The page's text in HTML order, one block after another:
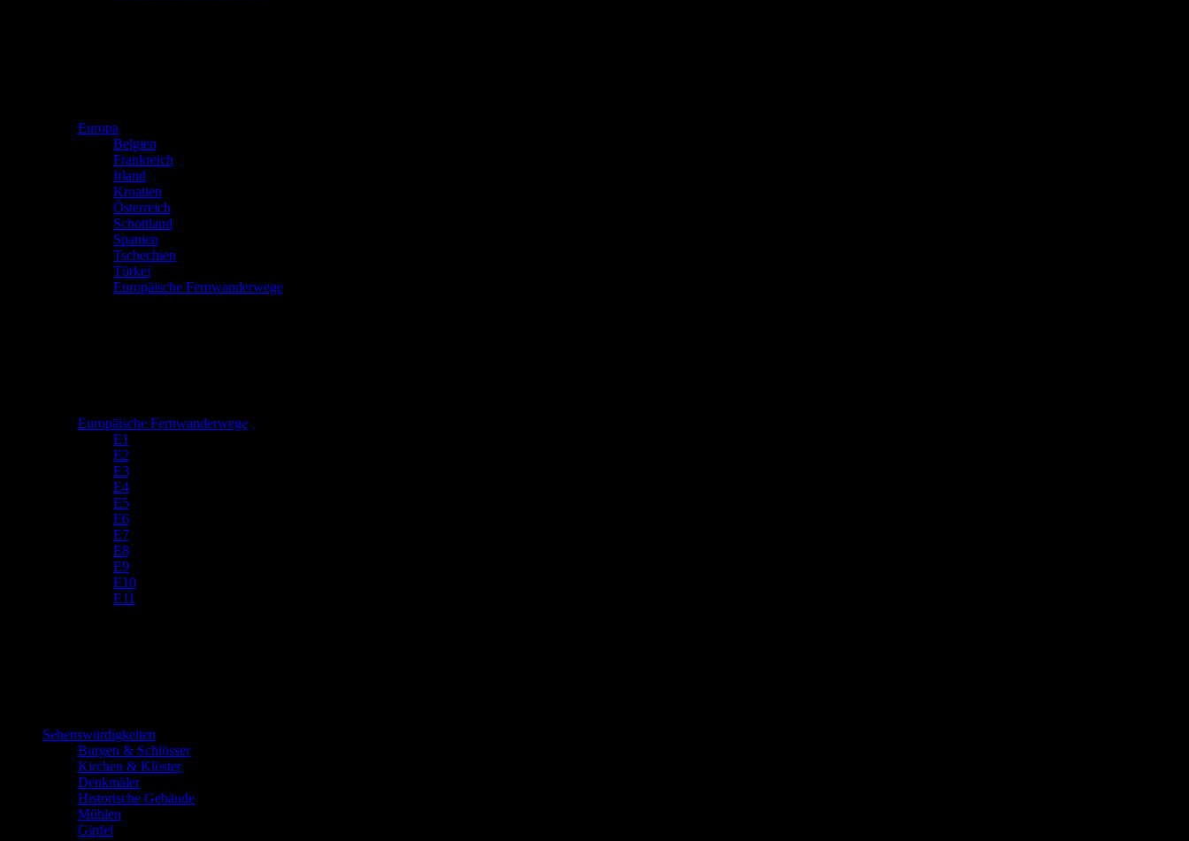
Europa
Belgien
Frankreich
Irland
Kroatien
Österreich
Schottland
Spanien
Tschechien
Türkei
Europäische Fernwanderwege
Europäische Fernwanderwege
E1
E2
E3
E4
E5
E6
E7
E8
E9
E10
E11
Sehenswürdigkeiten
Burgen & Schlösser
Kirchen & Klöster
Denkmäler
Historische Gebäude
Mühlen
Gipfel